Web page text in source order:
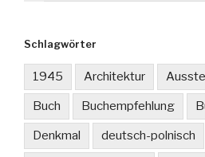
Schlagwörter
1945 Architektur
Buch Buchempfehlung
Denkmal deutsch-polnisch